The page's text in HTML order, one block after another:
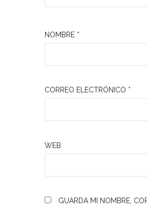
NOMBRE *
CORREO ELECTRÓNICO *
WEB
GUARDA MI NOMBRE,